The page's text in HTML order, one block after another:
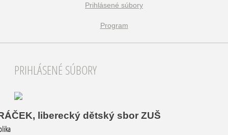
Prihlásené súbory
Program
PRIHLÁSENÉ SÚBORY
liberecký dětský sbor ZUŠ